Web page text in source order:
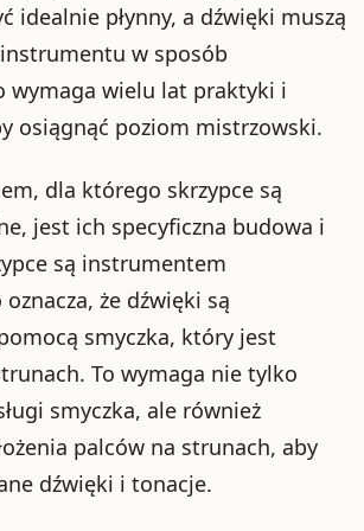
idealnie płynny, a dźwięki muszą
w sposób
wymaga wielu lat praktyki i
osiągnąć poziom mistrzowski.
dla którego skrzypce są
jest ich specyficzna budowa i
są instrumentem
że dźwięki są
smyczka, który jest
To wymaga nie tylko
smyczka, ale również
palców na strunach, aby
dźwięki i tonacje.